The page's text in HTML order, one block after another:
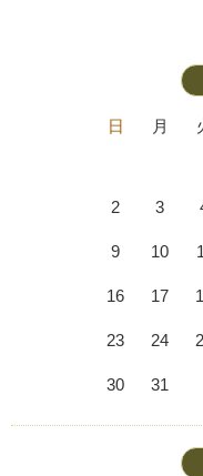
日 月
2 3
9 10
16 17
23 24
30 31